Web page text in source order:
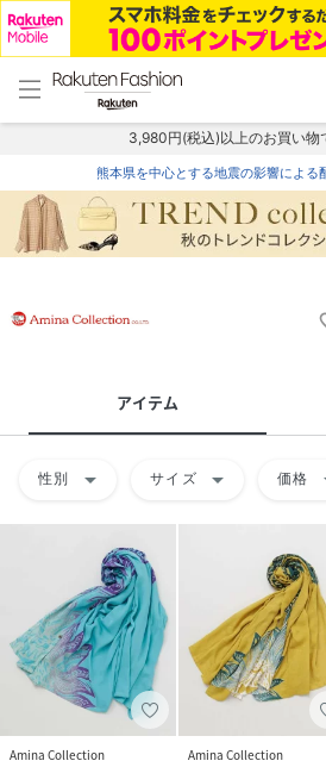
menu home
トップ
3,980円(税込)以上のお買い物
熊本県を中心とする地震の影響による
アイテム
性別 arrow_drop_down サイズ arrow_drop_down 価格
Amina Collection
Amina Collection